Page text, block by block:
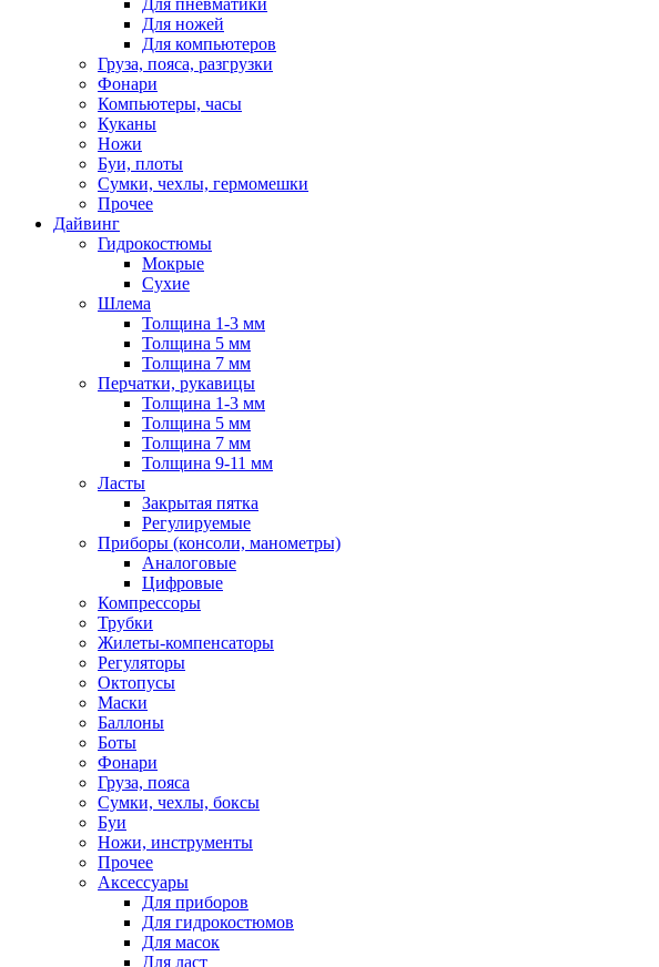
Для пневматики
Для ножей
Для компьютеров
Груза, пояса, разгрузки
Фонари
Компьютеры, часы
Куканы
Ножи
Буи, плоты
Сумки, чехлы, гермомешки
Прочее
Дайвинг
Гидрокостюмы
Мокрые
Сухие
Шлема
Толщина 1-3 мм
Толщина 5 мм
Толщина 7 мм
Перчатки, рукавицы
Толщина 1-3 мм
Толщина 5 мм
Толщина 7 мм
Толщина 9-11 мм
Ласты
Закрытая пятка
Регулируемые
Приборы (консоли, манометры)
Аналоговые
Цифровые
Компрессоры
Трубки
Жилеты-компенсаторы
Регуляторы
Октопусы
Маски
Баллоны
Боты
Фонари
Груза, пояса
Сумки, чехлы, боксы
Буи
Ножи, инструменты
Прочее
Аксессуары
Для приборов
Для гидрокостюмов
Для масок
Для ласт